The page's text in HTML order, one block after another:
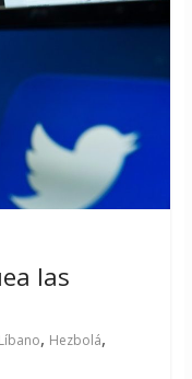
las
, Hezbolá,